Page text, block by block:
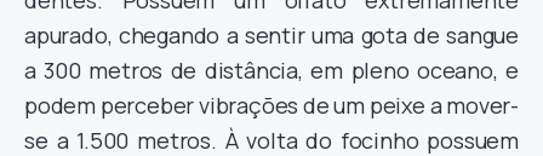
apurado, chegando a sentir uma gota de sangue
a 300 metros de distância, em pleno oceano, e
podem perceber vibrações de um peixe a mover-
se a 1.500 metros. À volta do focinho possuem